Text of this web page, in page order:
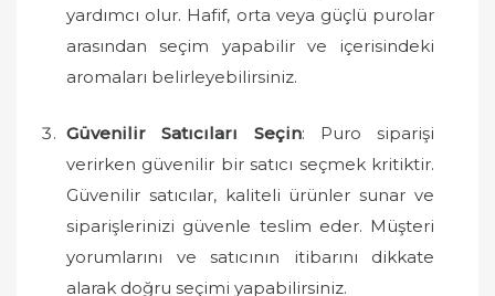
yardımcı olur. Hafif, orta veya güçlü purolar
arasından seçim yapabilir ve içerisindeki
aromaları belirleyebilirsiniz.
Güvenilir Satıcıları Seçin: Puro siparişi
verirken güvenilir bir satıcı seçmek kritiktir.
Güvenilir satıcılar, kaliteli ürünler sunar ve
siparişlerinizi güvenle teslim eder. Müşteri
yorumlarını ve satıcının itibarını dikkate
alarak doğru seçimi yapabilirsiniz.